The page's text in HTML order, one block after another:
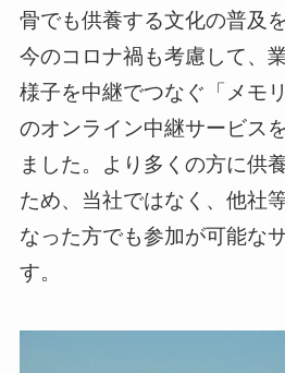
骨でも供養する文化の普及
今のコロナ禍も考慮して、
様子を中継でつなぐ「メモ
のオンライン中継サービス
ました。より多くの方に供
ため、当社ではなく、他社
なった方でも参加が可能な
す。